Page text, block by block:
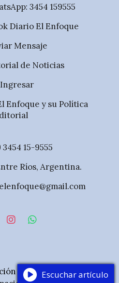
3454 159555
Diario El Enfoque
Mensaje
de Noticias
Ingresar
Enfoque y su Política
digital de Concordia,
3454 15-9555
Ríos, Argentina.
Escuchar artículo